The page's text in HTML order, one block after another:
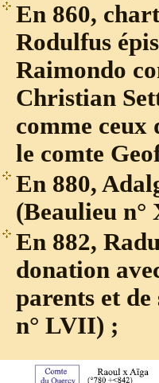
En 860,
Rodulfus
Raimondo
Christian
comme
le comte
En 880,
(Beaulieu n°
En 882,
donation
parents et
n° LVII) ;